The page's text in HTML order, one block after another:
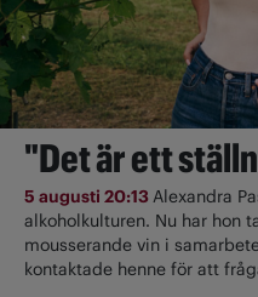
"Det är ett
5 augusti 20:13Alexandra
alkoholkulturen. Nu har hon
mousserande vin i
kontaktade henne för att